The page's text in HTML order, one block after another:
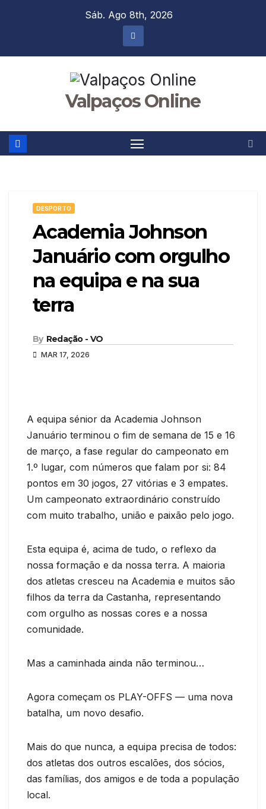
Sáb. Ago 8th, 2026
Valpaços Online
DESPORTO
Academia Johnson
Januário com orgulho
na equipa e na sua
terra
By Redação - VO
MAR 17, 2026
A equipa sénior da Academia Johnson
Januário terminou o fim de semana de 15 e 16
de março, a fase regular do campeonato em
1.º lugar, com números que falam por si: 84
pontos em 30 jogos, 27 vitórias e 3 empates.
Um campeonato extraordinário construído
com muito trabalho, união e paixão pelo jogo.
Esta equipa é, acima de tudo, o reflexo da
nossa formação e da nossa terra. A maioria
dos atletas cresceu na Academia e muitos são
filhos da terra da Castanha, representando
com orgulho as nossas cores e a nossa
comunidade.
Mas a caminhada ainda não terminou…
Agora começam os PLAY-OFFS — uma nova
batalha, um novo desafio.
Mais do que nunca, a equipa precisa de todos:
dos atletas dos outros escalões, dos sócios,
das famílias, dos amigos e de toda a população
local.